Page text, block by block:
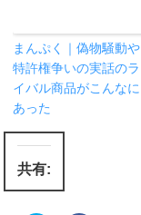
まんぷく｜偽物騒動や
特許権争いの実話のラ
イバル商品がこんなに
あった
共有: